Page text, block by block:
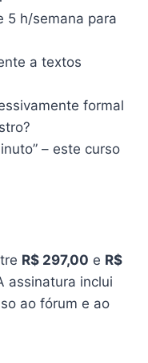
h/semana para
a textos
formal
– este curso
R$ 297,00 e R$
assinatura inclui
ao fórum e ao